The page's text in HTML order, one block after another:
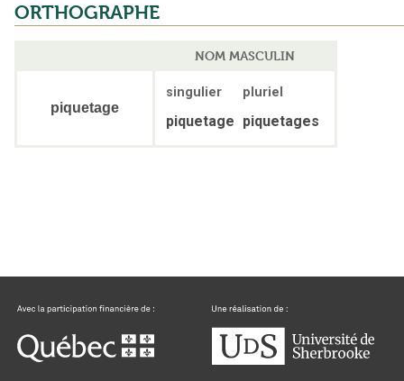
ORTHOGRAPHE
NOM MASCULIN
piquetage
singulier pluriel
piquetage piquetages